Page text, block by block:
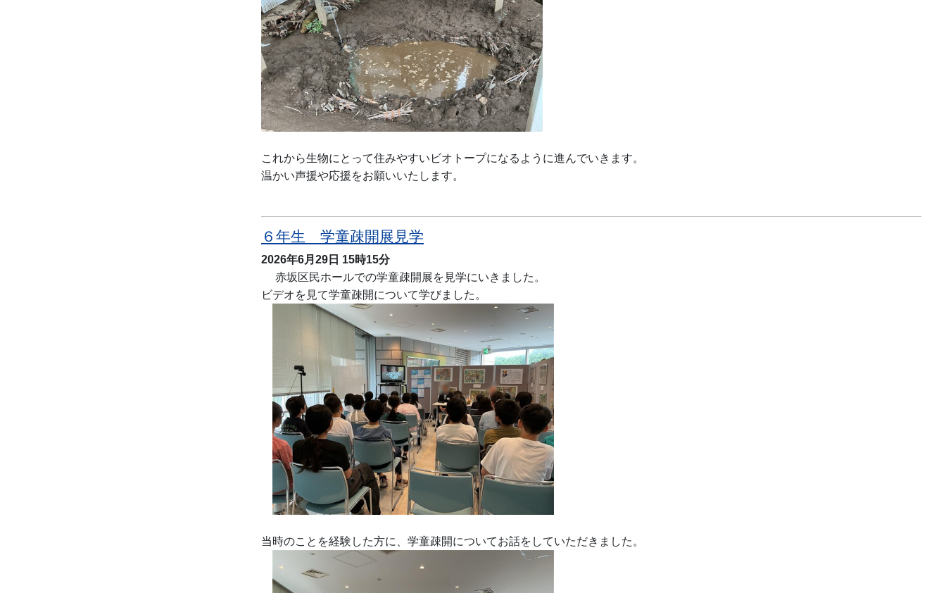
これから生物にとって住みやすいビオトープになるように進んでいきます。
温かい声援や応援をお願いいたします。
６年生 学童疎開展見学
2026年6月29日 15時15分
赤坂区民ホールでの学童疎開展を見学にいきました。
ビデオを見て学童疎開について学びました。
当時のことを経験した方に、学童疎開についてお話をしていただきました。